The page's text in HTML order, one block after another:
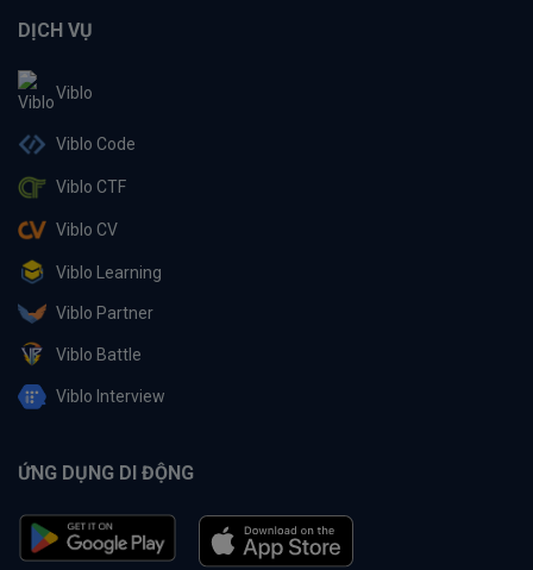
DỊCH VỤ
Viblo
Viblo Code
Viblo CTF
Viblo CV
Viblo Learning
Viblo Partner
Viblo Battle
Viblo Interview
ỨNG DỤNG DI ĐỘNG